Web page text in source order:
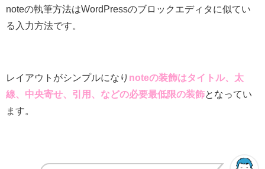
noteの執筆方法はWordPressのブロックエディタに似てい
る入力方法です。
レイアウトがシンプルになり noteの装飾はタイトル、太
線、中央寄せ、引用、などの必要最低限の装飾となってい
ます。